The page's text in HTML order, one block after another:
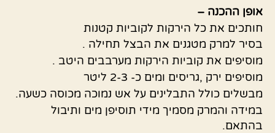
אופן ההכנה –
חותכים את כל הירקות לקוביות קטנות
בסיר למרק מטגנים את הבצל תחילה .
מוסיפים את קוביות הירקות מערבבים היטב .
מוסיפים ירק ,גריסים ומים כ- 2-3 ליטר
מבשלים כולל התבלינים על אש נמוכה מכוסה כשעה.
במידה והמרק מסמיך מידי תוסיפן מים ותיבול
בהתאם.